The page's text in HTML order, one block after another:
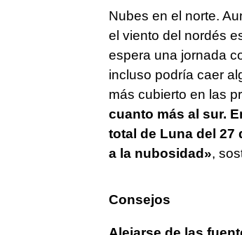
Nubes en el norte.
el viento del nordés
espera una jornada
incluso podría caer
más cubierto en las
cuanto más al sur.
total de Luna del 27
a la nubosidad»,
Consejos